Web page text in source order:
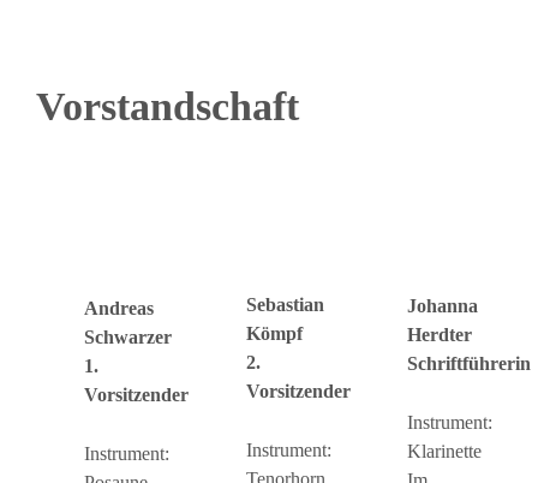
Vorstandschaft
Andreas
Schwarzer
1.
Vorsitzender
Instrument:
Sebastian
Kömpf
2.
Vorsitzender
Instrument:
Johanna
Herdter
Schriftführerin
Instrument:
Klarinette